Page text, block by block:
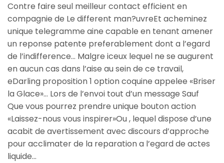
Contre faire seul meilleur contact efficient en
compagnie de Le different man?uvreEt acheminez
unique telegramme aine capable en tenant amener
un reponse patente preferablement dont a l’egard
de l’indifference… Malgre iceux lequel ne se augurent
en aucun cas dans l’aise au sein de ce travail,
eDarling proposition 1 option coquine appelee «Briser
la Glace»… Lors de l’envoi tout d’un message Sauf
Que vous pourrez prendre unique bouton action
«Laissez-nous vous inspirer»Ou , lequel dispose d’une
acabit de avertissement avec discours d’approche
pour acclimater de la reparation a l’egard de actes
liquide…